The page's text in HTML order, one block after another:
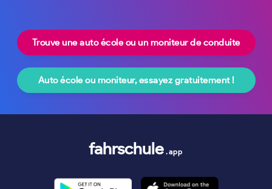
Trouve une auto école ou un moniteur de conduite
Auto école ou moniteur, essayez gratuitement !
fahrschule .app